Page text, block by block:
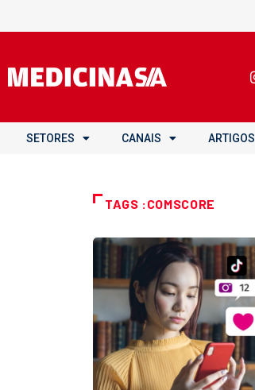
SETORES CANAIS ARTIGOS
TAGS :COMSCORE